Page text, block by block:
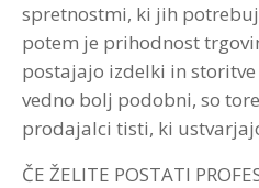
spretnostmi, ki jih
potem je prihodnost
postajajo izdelki in
vedno bolj podobni, so
prodajalci tisti, ki
ČE ŽELITE POSTATI